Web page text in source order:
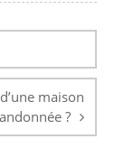
maison
?